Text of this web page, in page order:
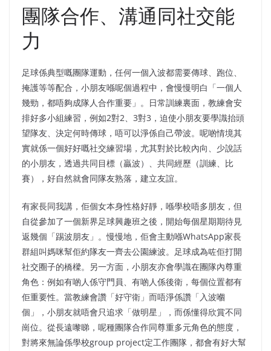
團隊合作、溝通同社交能
力
足球係典型嘅團隊運動，任何一個入波都需要傳球、跑位、
掩護等等配合，小朋友喺呢個過程中，會慢慢明白「一個人
幾勁，都唔夠成隊人合作重要」。日常訓練裏面，教練會安
排好多小組練習，例如2對2、3對3，迫使小朋友要學識抬頭
望隊友、決定何時傳球，唔可以淨係自己帶波。呢啲情境其
實就係一個好好嘅社交練習場，尤其對於比較內向、少說話
的小朋友，透過共同目標（贏波）、共同經歷（訓練、比
賽），好自然就會同隊友熟落，建立友誼。
有家長同我講，佢個女本身性格好靜，喺學校唔多朋友，但
自從參加了一個新界足球興趣班之後，開始每個星期期待見
返幾個「踢波朋友」。慢慢地，佢會主動喺WhatsApp家長
群組叫媽咪幫佢約隊友一齊去公園練波。足球成為咗佢打開
社交圈子的橋樑。另一方面，小朋友亦會學識在團隊內尊重
角色：例如有啲人係守門員、有啲人係後衛，每個位置都有
佢重要性。當教練會讚「好守衛」而唔淨係讚「入波嗰
個」，小朋友就唔會只追求「做明星」，而係懂得欣賞不同
崗位。從長遠嚟睇，呢種團隊合作同尊重多元角色的態度，
對將來無論係學校group project定工作團隊，都會有好大幫